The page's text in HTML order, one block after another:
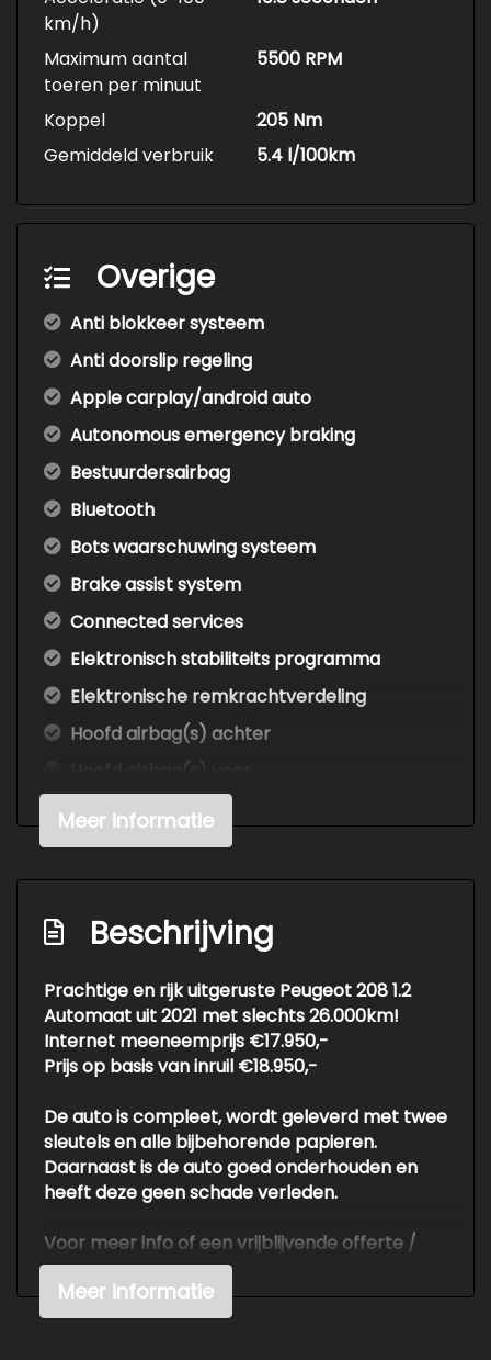
km/h)
Maximum aantal
toeren per minuut
5500 RPM
Koppel
205 Nm
Gemiddeld verbruik
5.4 l/100km
Overige
Anti blokkeer systeem
Anti doorslip regeling
Apple carplay/android auto
Autonomous emergency braking
Bestuurdersairbag
Bluetooth
Bots waarschuwing systeem
Brake assist system
Connected services
Elektronisch stabiliteits programma
Elektronische remkrachtverdeling
Hoofd airbag(s) achter
Hoofd airbag(s) voor
Keyless start
Multimedia scherm middel
Passagiersairbag
Rijstrooksensor met correctie
Volledig digitaal instrumentenpaneel
Zij airbag(s) voor
Exterieur
Buitenspiegels elektrisch verstelbaar
Buitenspiegels in carrosseriekleur
Buitenspiegels verwarmbaar
Centrale vergrendeling met
afstandsbediening
Dimlichten automatisch
Meer informatie
Beschrijving
Prachtige en rijk uitgeruste Peugeot 208 1.2
Automaat uit 2021 met slechts 26.000km!
Internet meeneemprijs €17.950,-
Prijs op basis van inruil €18.950,-
De auto is compleet, wordt geleverd met twee
sleutels en alle bijbehorende papieren.
Daarnaast is de auto goed onderhouden en
heeft deze geen schade verleden.
Voor meer info of een vrijblijvende offerte /
proefrit: tel. 06-38053225 ook buiten
openingstijden of info@autokuepers.nl - Auto
Kuepers is erkend BOVAG bedrijf. OPEN OP
Meer informatie